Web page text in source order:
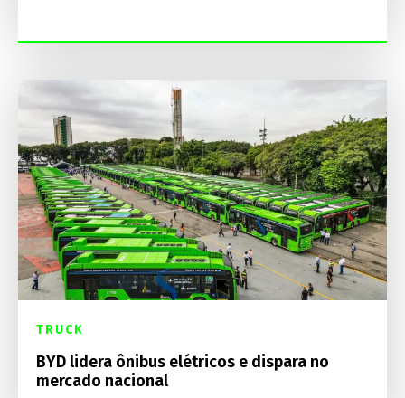
TRUCK
BYD lidera ônibus elétricos e dispara no
mercado nacional